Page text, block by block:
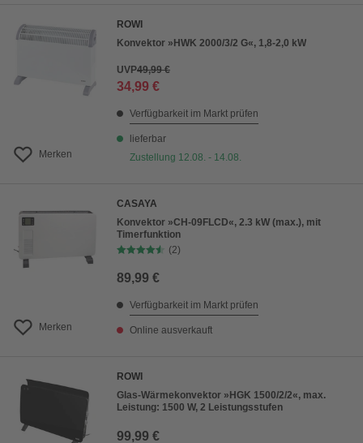
Merken
ROWI
Konvektor »HWK 2000/3/2 G«, 1,8-2,0 kW
UVP49,99 €
34,99 €
Verfügbarkeit im Markt prüfen
lieferbar
Zustellung 12.08. - 14.08.
Merken
CASAYA
Konvektor »CH-09FLCD«, 2.3 kW (max.), mit
Timerfunktion
(2)
89,99 €
Verfügbarkeit im Markt prüfen
Online ausverkauft
ROWI
Glas-Wärmekonvektor »HGK 1500/2/2«, max.
Leistung: 1500 W, 2 Leistungsstufen
99,99 €